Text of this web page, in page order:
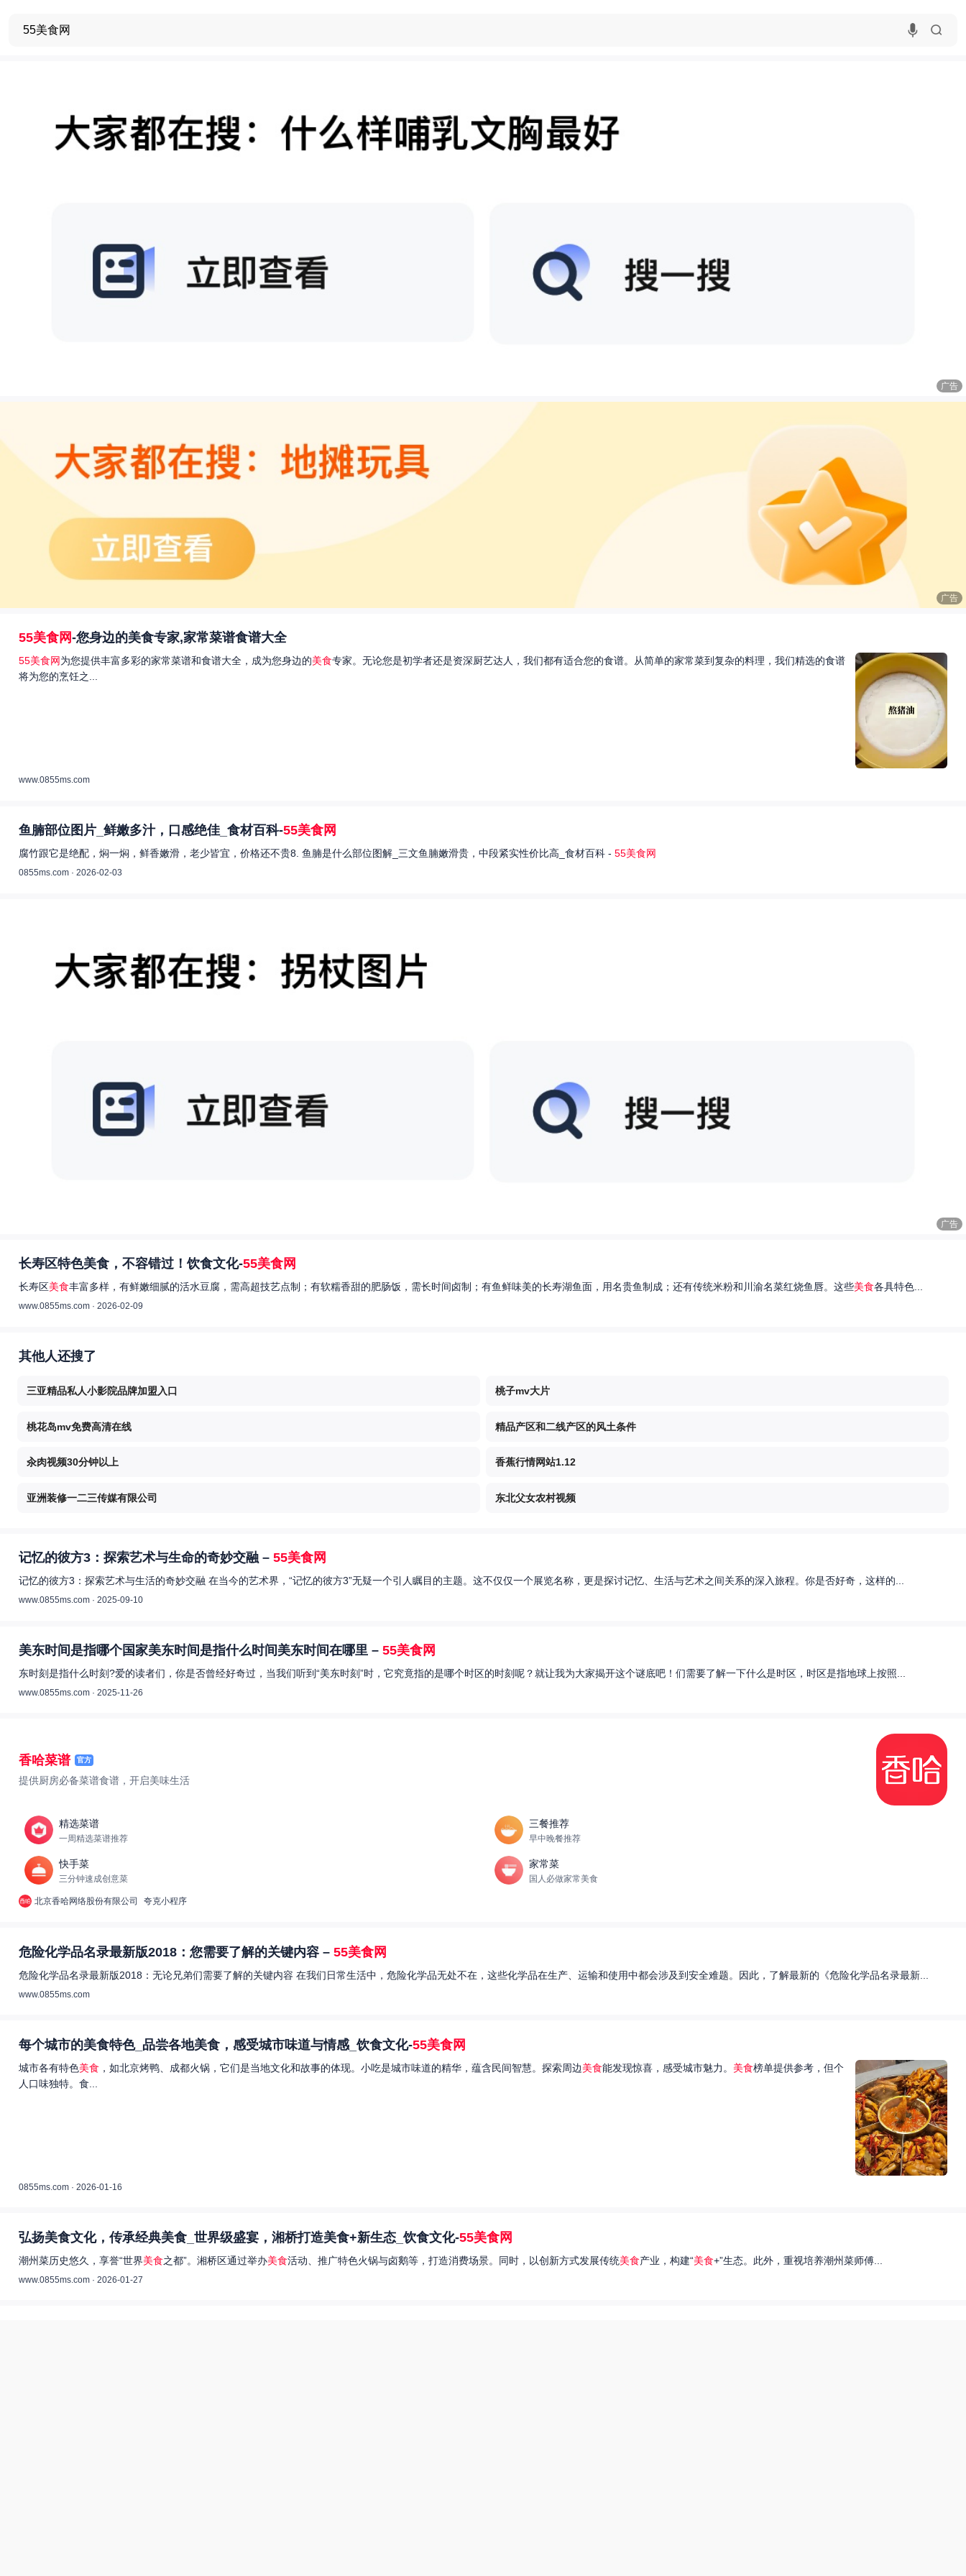
广告
广告
55美食网-您身边的美食专家,家常菜谱食谱大全
55美食网为您提供丰富多彩的家常菜谱和食谱大全，成为您身边的美食专家。无论您是初学者还是资深厨艺达人，我们都有适合您的食谱。从简单的家常菜到复杂的料理，我们精选的食谱
将为您的烹饪之...
www.0855ms.com
鱼腩部位图片_鲜嫩多汁，口感绝佳_食材百科-55美食网
腐竹跟它是绝配，焖一焖，鲜香嫩滑，老少皆宜，价格还不贵8. 鱼腩是什么部位图解_三文鱼腩嫩滑贵，中段紧实性价比高_食材百科 - 55美食网
0855ms.com · 2026-02-03
广告
长寿区特色美食，不容错过！饮食文化-55美食网
长寿区美食丰富多样，有鲜嫩细腻的活水豆腐，需高超技艺点制；有软糯香甜的肥肠饭，需长时间卤制；有鱼鲜味美的长寿湖鱼面，用名贵鱼制成；还有传统米粉和川渝名菜红烧鱼唇。这些美食各具特色...
www.0855ms.com · 2026-02-09
其他人还搜了
三亚精品私人小影院品牌加盟入口 桃子mv大片
桃花岛mv免费高清在线 精品产区和二线产区的风土条件
汆肉视频30分钟以上 香蕉行情网站1.12
亚洲装修一二三传媒有限公司 东北父女农村视频
记忆的彼方3：探索艺术与生命的奇妙交融 – 55美食网
记忆的彼方3：探索艺术与生活的奇妙交融 在当今的艺术界，“记忆的彼方3”无疑一个引人瞩目的主题。这不仅仅一个展览名称，更是探讨记忆、生活与艺术之间关系的深入旅程。你是否好奇，这样的...
www.0855ms.com · 2025-09-10
美东时间是指哪个国家美东时间是指什么时间美东时间在哪里 – 55美食网
东时刻是指什么时刻?爱的读者们，你是否曾经好奇过，当我们听到“美东时刻”时，它究竟指的是哪个时区的时刻呢？就让我为大家揭开这个谜底吧！们需要了解一下什么是时区，时区是指地球上按照...
www.0855ms.com · 2025-11-26
香哈菜谱 官方
提供厨房必备菜谱食谱，开启美味生活
精选菜谱
一周精选菜谱推荐
三餐推荐
早中晚餐推荐
快手菜
三分钟速成创意菜
家常菜
国人必做家常美食
北京香哈网络股份有限公司 夸克小程序
危险化学品名录最新版2018：您需要了解的关键内容 – 55美食网
危险化学品名录最新版2018：无论兄弟们需要了解的关键内容 在我们日常生活中，危险化学品无处不在，这些化学品在生产、运输和使用中都会涉及到安全难题。因此，了解最新的《危险化学品名录最新...
www.0855ms.com
每个城市的美食特色_品尝各地美食，感受城市味道与情感_饮食文化-55美食网
城市各有特色美食 ，如北京烤鸭、成都火锅，它们是当地文化和故事的体现。小吃是城市味道的精华，蕴含民间智慧。探索周边美食能发现惊喜，感受城市魅力。 美食榜单提供参考，但个
人口味独特。食...
0855ms.com · 2026-01-16
弘扬美食文化，传承经典美食_世界级盛宴，湘桥打造美食+新生态_饮食文化-55美食网
潮州菜历史悠久，享誉“世界美食之都”。湘桥区通过举办美食活动、推广特色火锅与卤鹅等，打造消费场景。同时，以创新方式发展传统美食产业，构建“美食+”生态。此外，重视培养潮州菜师傅...
www.0855ms.com · 2026-01-27